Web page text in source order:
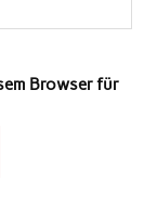
Browser für